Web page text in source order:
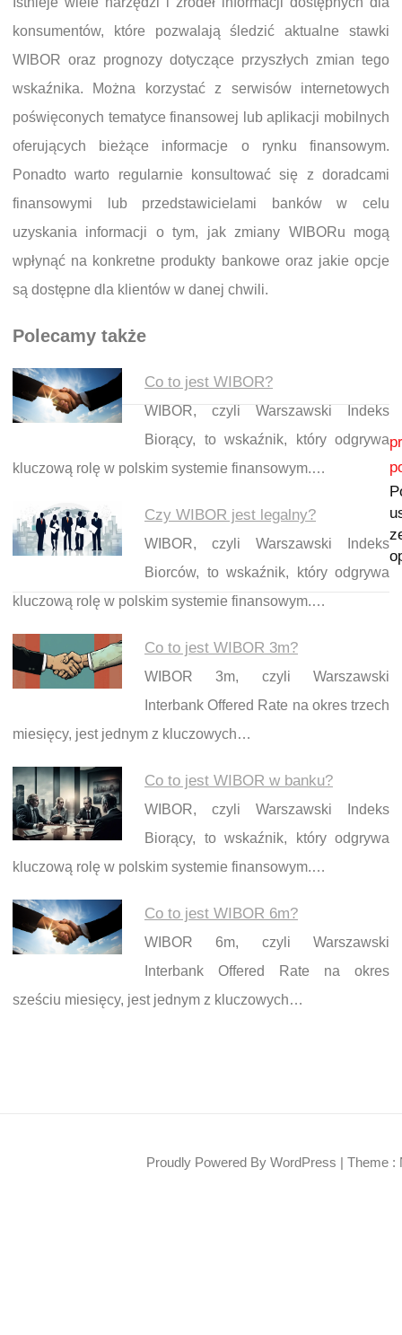
konsumentów, które pozwalają śledzić aktualne stawki
WIBOR oraz prognozy dotyczące przyszłych zmian tego
wskaźnika. Można korzystać z serwisów internetowych
poświęconych tematyce finansowej lub aplikacji mobilnych
oferujących bieżące informacje o rynku finansowym.
Ponadto warto regularnie konsultować się z doradcami
finansowymi lub przedstawicielami banków w celu
uzyskania informacji o tym, jak zmiany WIBORu mogą
wpłynąć na konkretne produkty bankowe oraz jakie opcje
są dostępne dla klientów w danej chwili.
Polecamy także
Co to jest WIBOR?
WIBOR, czyli Warszawski Indeks
Biorący, to wskaźnik, który odgrywa
kluczową rolę w polskim systemie finansowym.…
Czy WIBOR jest legalny?
WIBOR, czyli Warszawski Indeks
Biorców, to wskaźnik, który odgrywa
kluczową rolę w polskim systemie finansowym.…
Co to jest WIBOR 3m?
WIBOR 3m, czyli Warszawski
Interbank Offered Rate na okres trzech
miesięcy, jest jednym z kluczowych…
Co to jest WIBOR w banku?
WIBOR, czyli Warszawski Indeks
Biorący, to wskaźnik, który odgrywa
kluczową rolę w polskim systemie finansowym.…
Co to jest WIBOR 6m?
WIBOR 6m, czyli Warszawski
Interbank Offered Rate na okres
sześciu miesięcy, jest jednym z kluczowych…
Nawigacja wpisu
Proudly Powered By WordPress | Theme :